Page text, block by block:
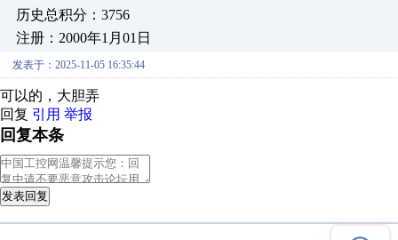
历史总积分：3756
注册：2000年1月01日
发表于：2025-11-05 16:35:44
可以的，大胆弄
回复 引用 举报
回复本条
发表回复